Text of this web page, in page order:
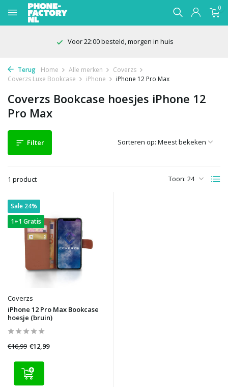
0
Voor 22:00 besteld, morgen in huis
Terug Home Alle merken
Coverzs
Coverzs Luxe Bookcase
iPhone iPhone 12 Pro Max
Coverzs Bookcase hoesjes iPhone 12
Pro Max
Filter
1 product Toon:
Sorteren op:
Sale 24%
1+1 Gratis
Coverzs
iPhone 12 Pro Max Bookcase
hoesje (bruin)
€16,99 €12,99